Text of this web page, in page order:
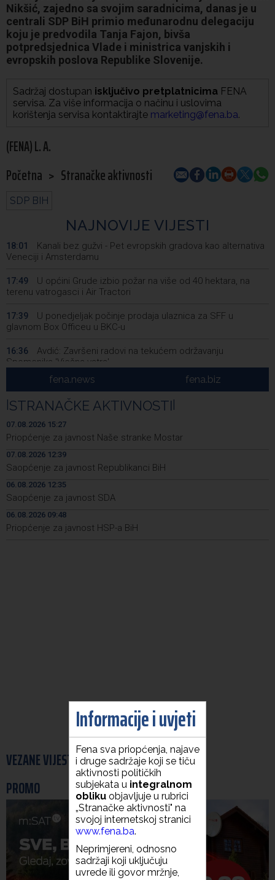
Nikšić, zajedno sa svojim saradnicima, danas je u
centrali SDP BiH primio međunarodnu delegaciju
koju je predvodila Tanja Fajon, bivša
potpredsjednica Vlade i ministrica vanjskih i
evropskih poslova Republike Slovenije.
Sadržaj dostupan isključivo pretplatnicima FENA
servisa. Za više informacija o načinu i uslovima
korištenja servisa kontaktirajte marketing@fena.ba.
(FENA) L. A.
Početna > Stranačke aktivnosti
SDP BIH
NAJNOVIJE VIJESTI
18:01
Kanali bez gužvi - Pet evropskih gradova kao alternativa
Veneciji i Amsterdamu
17:49
U općini Grude izbio požar na više od 40 hektara, na
terenu vatrogasci i Air Tractori
17:39
U ponedjeljak počinje prodaja ulaznica za SFF u
glavnom Box Officeu u BKC-u
16:36
Avdić: Završeni radovi na tekućem održavanju
Spomenika 'Vječna vatra'
Dva Air Tractora gase požar u Konjicu, u subotu stiže i
treći
15:58
Meta kažnjena sa dodatnih 567 miliona dolara zbog
ugrožavanja sigurnosti djece
15:52
Privredna Banka Sarajevo ušla u sastav indeksa SASX-
10 umjesto Rudnika Soli Tuzla
sajam šljive
15:44
Španija postavila ultimatum Italiji da ukine granične
fena.news fena.biz
STRANAČKE AKTIVNOSTI
07.08.2026 15:27
Priopćenje za javnost Naše stranke Mostar
07.08.2026 12:39
Saopćenje za javnost Republikanci BiH
06.08.2026 12:35
Saopćenje za javnost SDA
06.08.2026 09:48
Priopćenje za javnost HSP-a BiH
VEZANE VIJESTI
Informacije i uvjeti
Fena sva priopćenja, najave
i druge sadržaje koji se tiču
aktivnosti političkih
subjekata u integralnom
obliku objavljuje u rubrici
„Stranačke aktivnosti" na
svojoj internetskoj stranici
www.fena.ba.
Neprimjereni, odnosno
sadržaji koji uključuju
uvrede ili govor mržnje,
PROMO